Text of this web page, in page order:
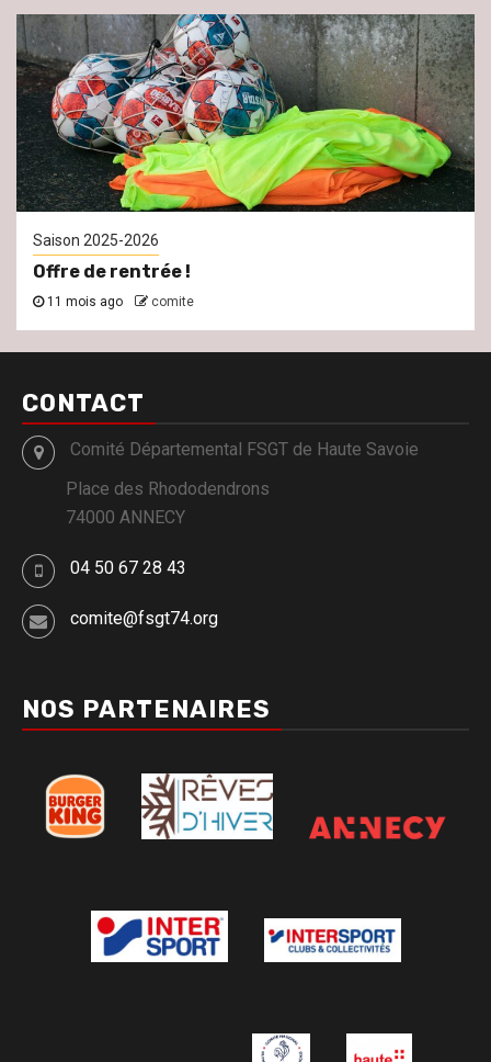
Saison 2025-2026
Offre de rentrée !
11 mois ago comite
CONTACT
Comité Départemental FSGT de Haute Savoie
Place des Rhododendrons
74000 ANNECY
04 50 67 28 43
comite@fsgt74.org
NOS PARTENAIRES